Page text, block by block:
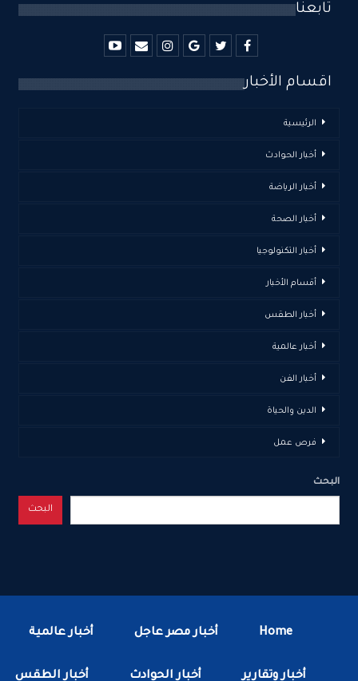
تابعنا
اقسام الأخبار
الرئيسية
أخبار الحوادث
أخبار الرياضة
أخبار الصحة
أخبار التكنولوجيا
أقسام الأخبار
أخبار الطقس
أخبار عالمية
أخبار الفن
الدين والحياة
فرص عمل
البحث
البحث
Home أخبار مصر عاجل أخبار عالمية
أخبار وتقارير أخبار الحوادث أخبار الطقس